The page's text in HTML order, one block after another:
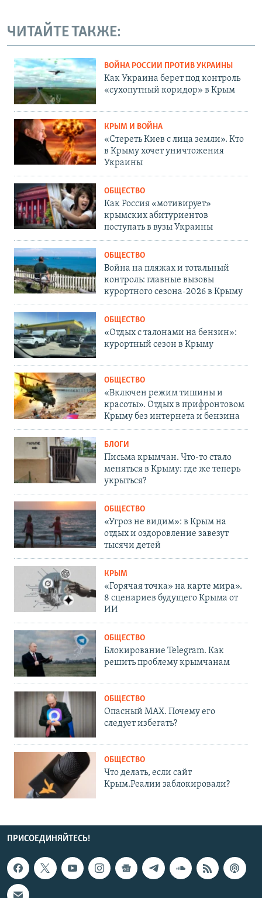
ЧИТАЙТЕ ТАКЖЕ:
ВОЙНА РОССИИ ПРОТИВ УКРАИНЫ
Как Украина берет под контроль
«сухопутный коридор» в Крым
КРЫМ И ВОЙНА
«Стереть Киев с лица земли». Кто
в Крыму хочет уничтожения
Украины
ОБЩЕСТВО
Как Россия «мотивирует»
крымских абитуриентов
поступать в вузы Украины
ОБЩЕСТВО
Война на пляжах и тотальный
контроль: главные вызовы
курортного сезона-2026 в Крыму
ОБЩЕСТВО
«Отдых с талонами на бензин»:
курортный сезон в Крыму
ОБЩЕСТВО
«Включен режим тишины и
красоты». Отдых в прифронтовом
Крыму без интернета и бензина
БЛОГИ
Письма крымчан. Что-то стало
меняться в Крыму: где же теперь
укрыться?
ОБЩЕСТВО
«Угроз не видим»: в Крым на
отдых и оздоровление завезут
тысячи детей
КРЫМ
«Горячая точка» на карте мира».
8 сценариев будущего Крыма от
ИИ
ОБЩЕСТВО
Блокирование Telegram. Как
решить проблему крымчанам
ОБЩЕСТВО
Опасный MAX. Почему его
следует избегать?
ОБЩЕСТВО
Что делать, если сайт
Крым.Реалии заблокировали?
ПРИСОЕДИНЯЙТЕСЬ!